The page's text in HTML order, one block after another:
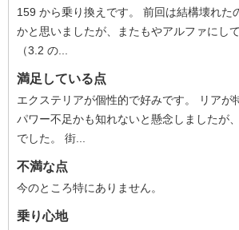
159 から乗り換えです。 前回は結構壊れた
かと思いましたが、またもやアルファにし
（3.2 の...
満足している点
エクステリアが個性的で好みです。 リアが
パワー不足かも知れないと懸念しましたが
でした。 街...
不満な点
今のところ特にありません。
乗り心地